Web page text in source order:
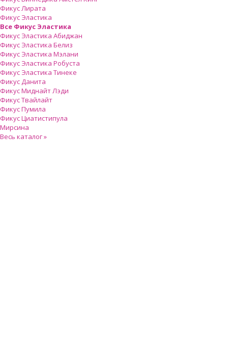
Фикус Лирата
Фикус Эластика
Все Фикус Эластика
Фикус Эластика Абиджан
Фикус Эластика Белиз
Фикус Эластика Мэлани
Фикус Эластика Робуста
Фикус Эластика Тинеке
Фикус Данита
Фикус Миднайт Лэди
Фикус Твайлайт
Фикус Пумила
Фикус Циатистипула
Мирсина
Весь каталог »